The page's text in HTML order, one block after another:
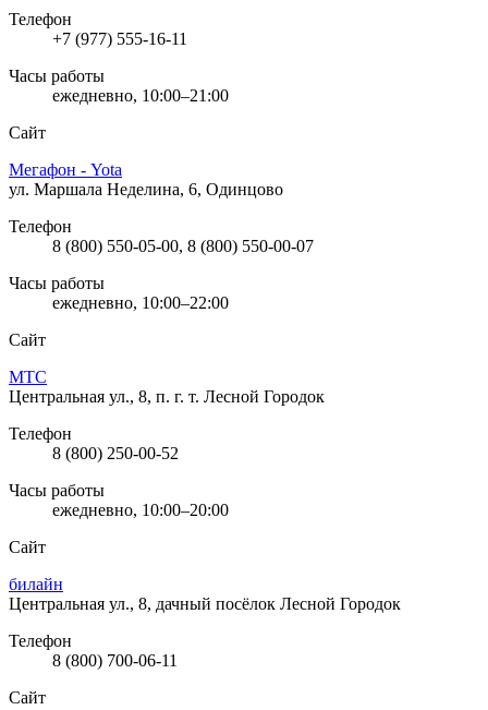
Телефон
+7 (977) 555-16-11
Часы работы
ежедневно, 10:00–21:00
Сайт
Мегафон - Yota
ул. Маршала Неделина, 6, Одинцово
Телефон
8 (800) 550-05-00, 8 (800) 550-00-07
Часы работы
ежедневно, 10:00–22:00
Сайт
МТС
Центральная ул., 8, п. г. т. Лесной Городок
Телефон
8 (800) 250-00-52
Часы работы
ежедневно, 10:00–20:00
Сайт
билайн
Центральная ул., 8, дачный посёлок Лесной Городок
Телефон
8 (800) 700-06-11
Сайт